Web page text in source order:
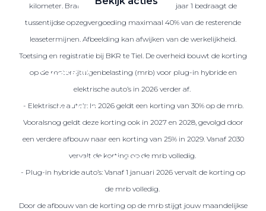
Zakelijk
Terug
Over elektrisch rijden
Over elektrisch rijden
kilometer. Brandstof is niet inbegrepen. Na jaar 1 bedraagt de
tussentijdse opzegvergoeding maximaal 40% van de resterende
leasetermijnen. Afbeelding kan afwijken van de werkelijkheid.
Toetsing en registratie bij BKR te Tiel. De overheid bouwt de korting
op de motorrijtuigenbelasting (mrb) voor plug-in hybride en
elektrische auto’s in 2026 verder af.
- Elektrische auto’s: In 2026 geldt een korting van 30% op de mrb.
Vooralsnog geldt deze korting ook in 2027 en 2028, gevolgd door
een verdere afbouw naar een korting van 25% in 2029. Vanaf 2030
vervalt de korting op de mrb volledig.
- Plug-in hybride auto’s: Vanaf 1 januari 2026 vervalt de korting op
de mrb volledig.
Door de afbouw van de korting op de mrb stijgt jouw maandelijkse